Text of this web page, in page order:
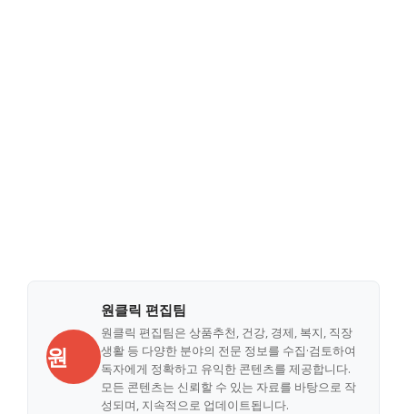
원
원클릭 편집팀
원클릭 편집팀은 상품추천, 건강, 경제, 복지, 직장
생활 등 다양한 분야의 전문 정보를 수집·검토하여
독자에게 정확하고 유익한 콘텐츠를 제공합니다.
모든 콘텐츠는 신뢰할 수 있는 자료를 바탕으로 작
성되며, 지속적으로 업데이트됩니다.